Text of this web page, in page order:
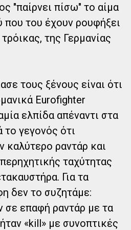
"παίρνει πίσω" το αίμα
που του έχουν ρουφήξει
της Γερμανίας
τους ξένους είναι ότι
Eurofighter
ελπίδα απέναντι στα
το γεγονός ότι
καλύτερο ραντάρ και
ταχύτητας
Για τα
δεν το συζητάμε:
σε επαφή ραντάρ με τα
«kill» με συνοπτικές